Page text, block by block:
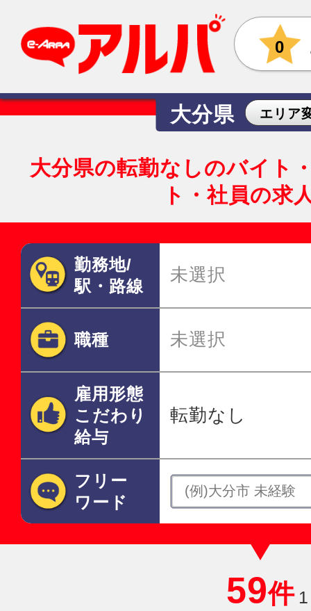
0
大分県 エリア
大分県の転勤なしのバイト
ト・社員の求
勤務地/
駅・路線
未選択
職種 未選択
雇用形態
こだわり
給与
転勤なし
フリー
ワード
59件